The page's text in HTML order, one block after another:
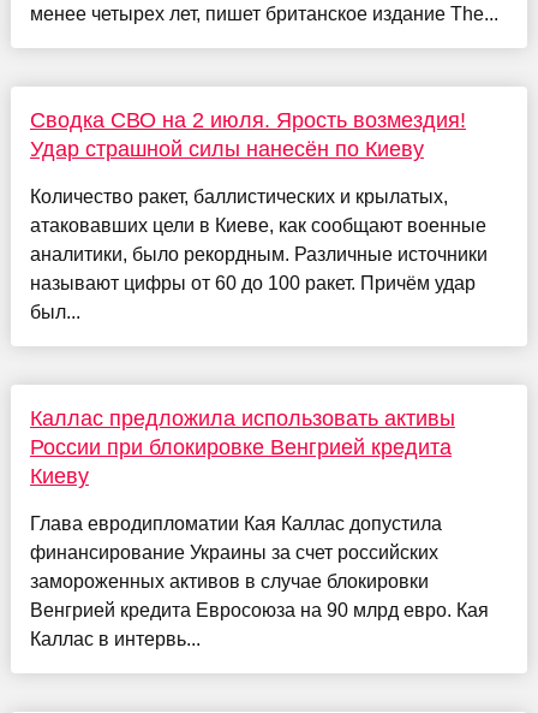
менее четырех лет, пишет британское издание The...
Сводка СВО на 2 июля. Ярость возмездия!
Удар страшной силы нанесён по Киеву
Количество ракет, баллистических и крылатых,
атаковавших цели в Киеве, как сообщают военные
аналитики, было рекордным. Различные источники
называют цифры от 60 до 100 ракет. Причём удар
был...
Каллас предложила использовать активы
России при блокировке Венгрией кредита
Киеву
Глава евродипломатии Кая Каллас допустила
финансирование Украины за счет российских
замороженных активов в случае блокировки
Венгрией кредита Евросоюза на 90 млрд евро. Кая
Каллас в интервь...